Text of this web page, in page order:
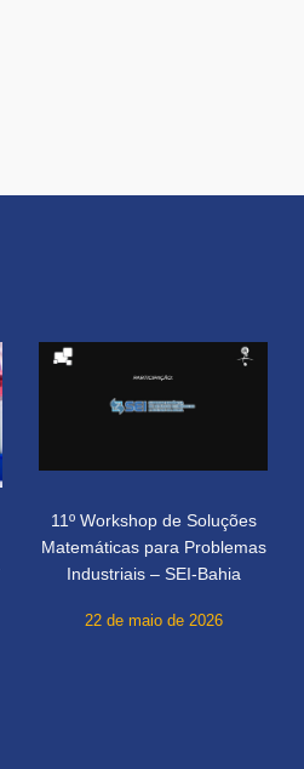
11º Workshop de Soluções
Matemáticas para Problemas
Industriais – SEI-Bahia
22 de maio de 2026